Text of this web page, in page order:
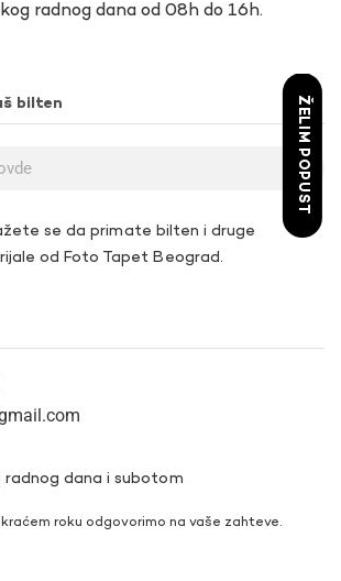
radnog dana od 08h do 16h.
bilten
se da primate bilten i druge
od Foto Tapet Beograd.
dana i subotom
roku odgovorimo na vaše zahteve.
ŽELIM POPUST